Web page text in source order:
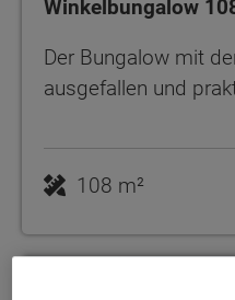
Winkelbungalow
Der Bungalow mit
ausgefallen und
108 m²